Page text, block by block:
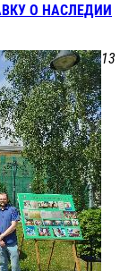
О НАСЛЕДИИ
13